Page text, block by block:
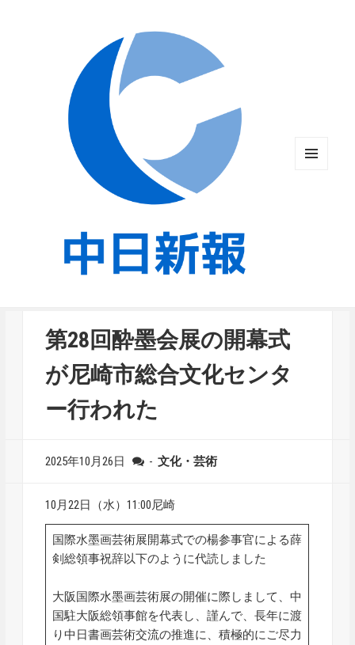
第28回酔墨会展の開幕式
が尼崎市総合文化センタ
ー行われた
2025年10月26日 - 文化・芸術
10月22日（水）11:00尼崎
国際水墨画芸術展開幕式での楊参事官による薛
剣総領事祝辞以下のように代読しました
大阪国際水墨画芸術展の開催に際しまして、中
国駐大阪総領事館を代表し、謹んで、長年に渡
り中日書画芸術交流の推進に、積極的にご尽力